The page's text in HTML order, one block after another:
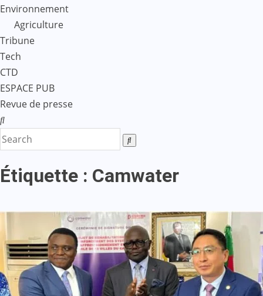
Environnement
Agriculture
Tribune
Tech
CTD
ESPACE PUB
Revue de presse
Étiquette : Camwater